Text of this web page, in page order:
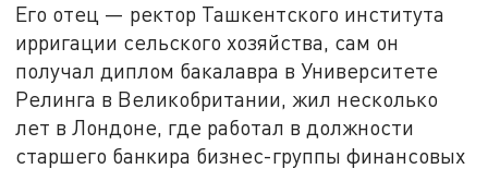
Его отец — ректор Ташкентского института
ирригации сельского хозяйства, сам он
получал диплом бакалавра в Университете
Релинга в Великобритании, жил несколько
лет в Лондоне, где работал в должности
старшего банкира бизнес-группы финансовых